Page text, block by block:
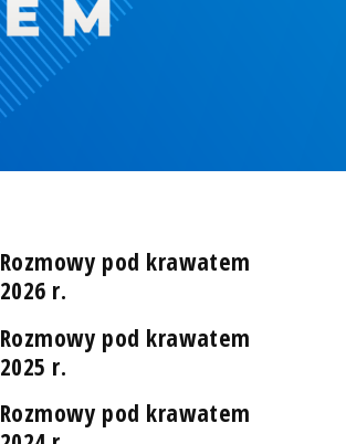
Rozmowy pod krawatem
2026 r.
Rozmowy pod krawatem
2025 r.
Rozmowy pod krawatem